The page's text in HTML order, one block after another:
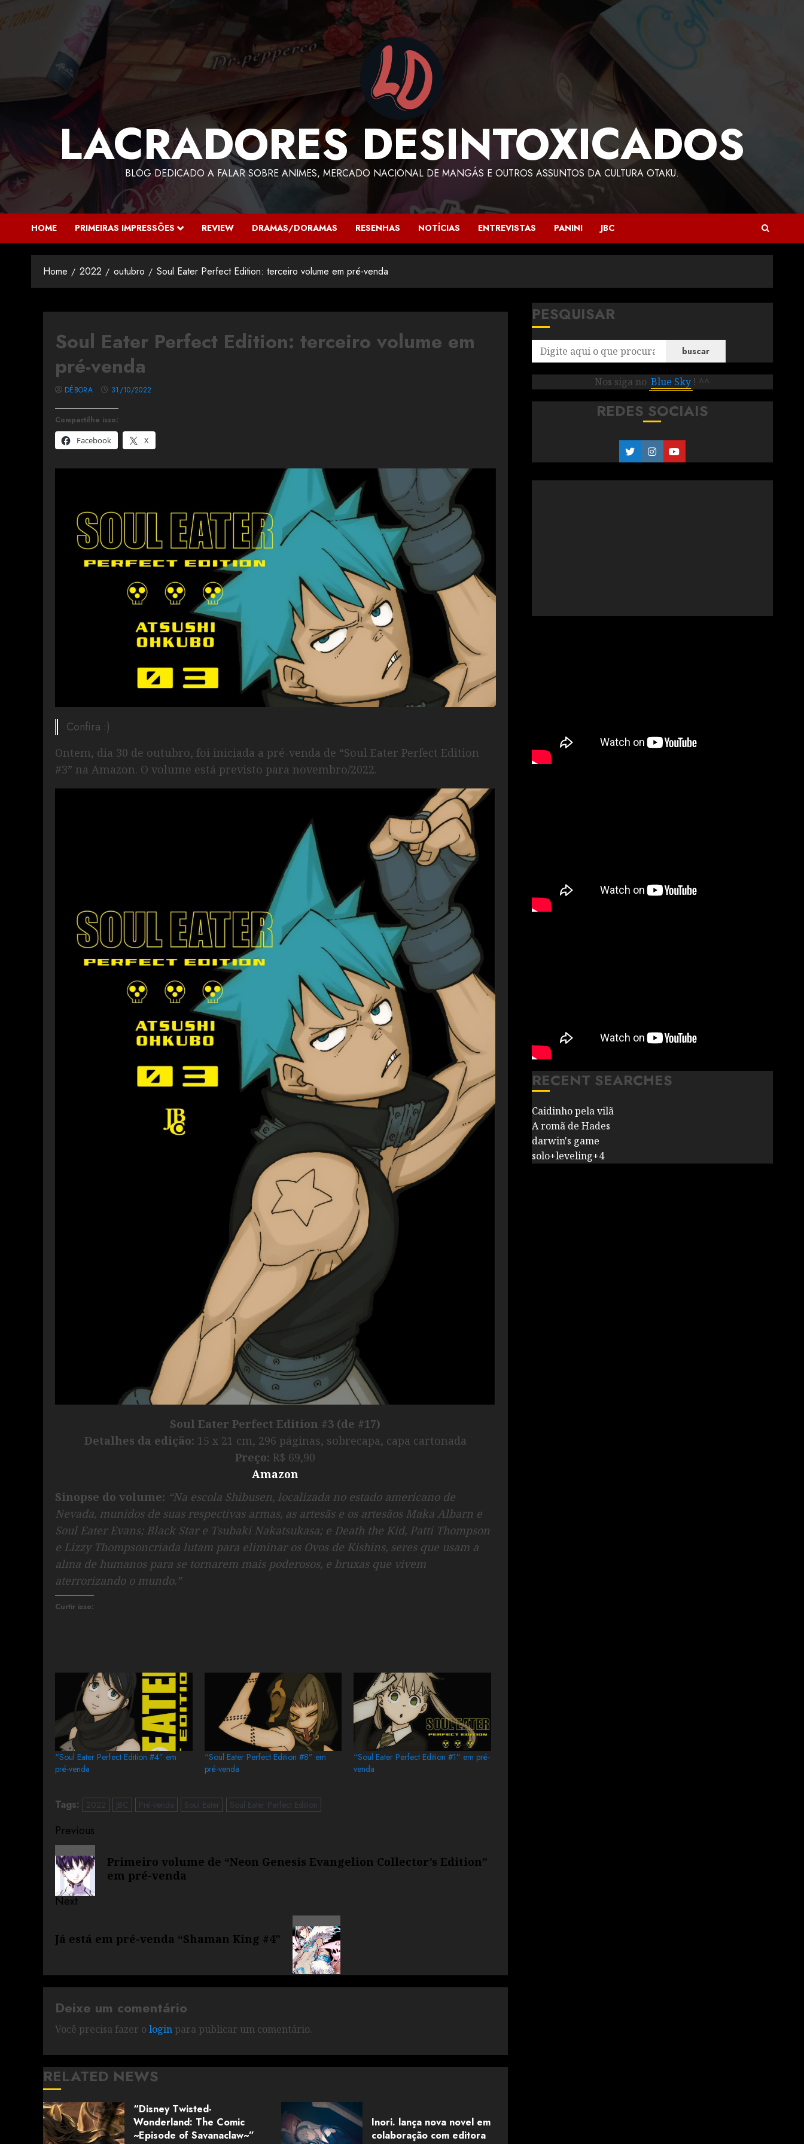
LACRADORES DESINTOXICADOS
BLOG DEDICADO A FALAR SOBRE ANIMES, MERCADO NACIONAL DE MANGÁS E OUTROS ASSUNTOS DA CULTURA OTAKU.
HOME PRIMEIRAS IMPRESSÕES REVIEW DRAMAS/DORAMAS RESENHAS NOTÍCIAS ENTREVISTAS PANINI JBC
Home 2022 outubro Soul Eater Perfect Edition: terceiro volume em pré-venda
Soul Eater Perfect Edition: terceiro volume em
pré-venda
Compartilhe isso:
Facebook
X
DÉBORA 31/10/2022
Confira :)
Ontem, dia 30 de outubro, foi iniciada a pré-venda de “Soul Eater Perfect Edition
#3” na Amazon. O volume está previsto para novembro/2022.
Soul Eater Perfect Edition #3 (de #17)
Detalhes da edição: 15 x 21 cm, 296 páginas, sobrecapa, capa cartonada
Preço: R$ 69,90
Amazon
Sinopse do volume: “Na escola Shibusen, localizada no estado americano de
Nevada, munidos de suas respectivas armas, as artesãs e os artesãos Maka Albarn e
Soul Eater Evans; Black Star e Tsubaki Nakatsukasa; e Death the Kid, Patti Thompson
e Lizzy Thompsoncriada lutam para eliminar os Ovos de Kishins, seres que usam a
alma de humanos para se tornarem mais poderosos, e bruxas que vivem
aterrorizando o mundo.”
Curtir isso:
“Soul Eater Perfect Edition #4” em
pré-venda
“Soul Eater Perfect Edition #8” em
pré-venda
“Soul Eater Perfect Edition #1” em pré-
venda
Tags: 2022 JBC Pré-venda Soul Eater Soul Eater Perfect Edition
Previous
Primeiro volume de “Neon Genesis Evangelion Collector’s Edition”
em pré-venda
Next
Já está em pré-venda “Shaman King #4”
Deixe um comentário
Você precisa fazer o login para publicar um comentário.
RELATED NEWS
“Disney Twisted-
Wonderland: The Comic
~Episode of Savanaclaw~”
Inori. lança nova novel em
colaboração com editora
PESQUISAR
buscar
Nos siga no Blue Sky ! ^^
REDES SOCIAIS
RECENT SEARCHES
Caidinho pela vilã
A romã de Hades
darwin's game
solo+leveling+4